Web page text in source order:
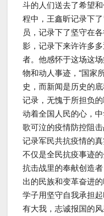
斗的人们送去了希望
程中，王鑫昕记录下
员，记录下了坚守在
影，记录下来许许多
者。他感怀于这场这
物和动人事迹，“国家
史，而新闻是历史的
记录，无愧于所担负
动着全国人民的心，
歌可泣的疫情防控阻
记录军民共抗疫情的
不仅是全民抗疫事迹
抗击战里的奉献创造
出的民族和变革奋进
学子用坚守自我承担
有大我，志诚报国的风